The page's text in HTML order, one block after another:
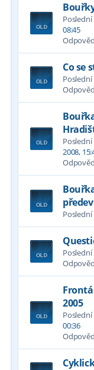
08:45
Co se
2008,
2005
00:36